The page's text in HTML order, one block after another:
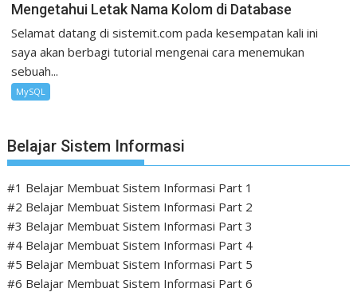
Mengetahui Letak Nama Kolom di Database
Selamat datang di sistemit.com pada kesempatan kali ini
saya akan berbagi tutorial mengenai cara menemukan
sebuah...
MySQL
Belajar Sistem Informasi
#1 Belajar Membuat Sistem Informasi Part 1
#2 Belajar Membuat Sistem Informasi Part 2
#3 Belajar Membuat Sistem Informasi Part 3
#4 Belajar Membuat Sistem Informasi Part 4
#5 Belajar Membuat Sistem Informasi Part 5
#6 Belajar Membuat Sistem Informasi Part 6